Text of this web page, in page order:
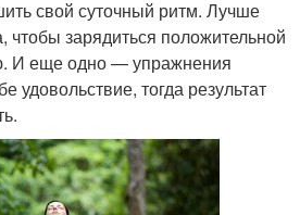
свой суточный ритм. Лучше
чтобы зарядиться положительной
И еще одно — упражнения
удовольствие, тогда результат